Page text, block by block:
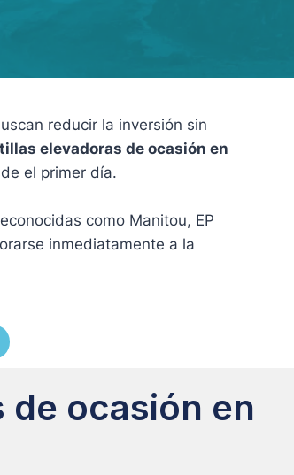
reducir la inversión sin
elevadoras de ocasión en
el primer día.
como Manitou, EP
inmediatamente a la
ocasión en